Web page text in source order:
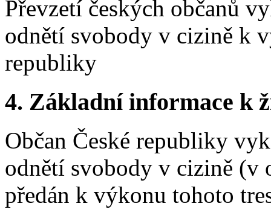
Převzetí českých občanů
odnětí svobody v cizině k
republiky
4. Základní informace k
Občan České republiky
odnětí svobody v cizině (v
předán k výkonu tohoto